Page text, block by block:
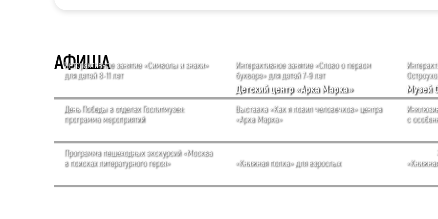
АФИША
Интерактивное занятие «Символы и знаки»
для детей 8-11 лет
Интерактивное занятие «Слово о первом
букваре» для детей 7-9 лет
День Победы в отделах Гослитмузея:
программа мероприятий
Детский центр «Арка Марка»
Выставка «Как я ловил человечков» центра
«Арка Марка»
Музей
с
Программа пешеходных экскурсий «Москва
в поисках литературного героя»
«Книжная полка» для взрослых